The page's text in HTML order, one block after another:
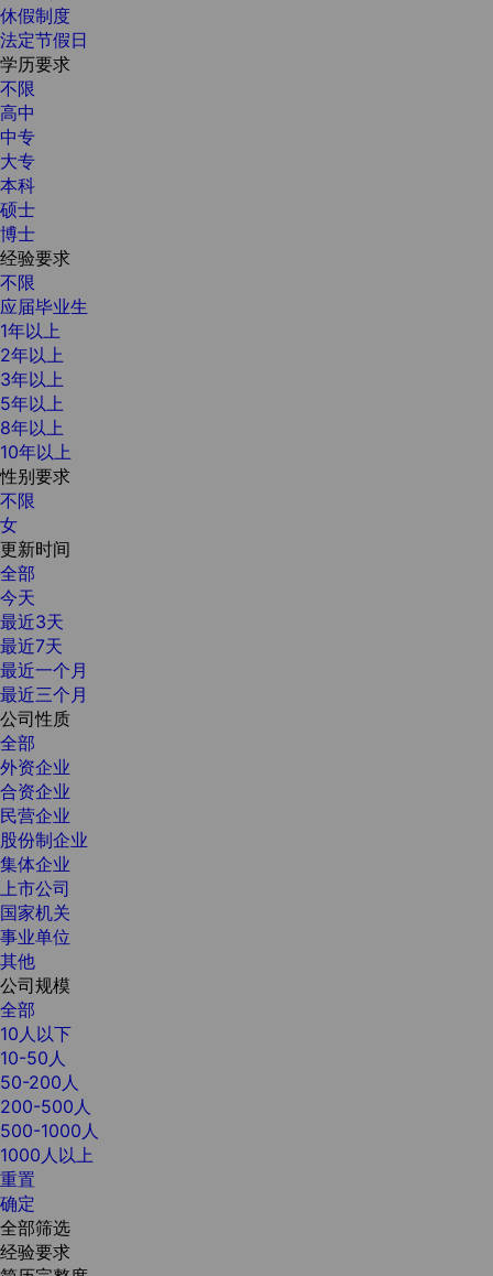
休假制度
法定节假日
学历要求
不限
高中
中专
大专
本科
硕士
博士
经验要求
不限
应届毕业生
1年以上
2年以上
3年以上
5年以上
8年以上
10年以上
性别要求
不限
女
更新时间
全部
今天
最近3天
最近7天
最近一个月
最近三个月
公司性质
全部
外资企业
合资企业
民营企业
股份制企业
集体企业
上市公司
国家机关
事业单位
其他
公司规模
全部
10人以下
10-50人
50-200人
200-500人
500-1000人
1000人以上
重置
确定
全部筛选
经验要求